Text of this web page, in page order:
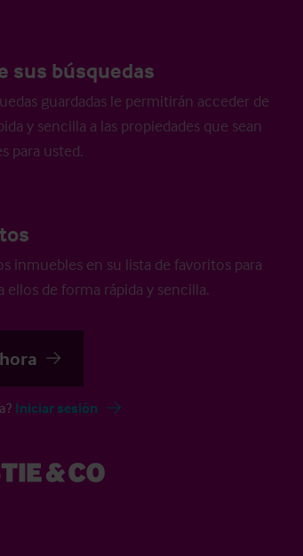
sus búsquedas
guardadas le permitirán acceder de
y sencilla a las propiedades que sean
para usted.
inmuebles en su lista de favoritos para
ellos de forma rápida y sencilla.
Iniciar sesión